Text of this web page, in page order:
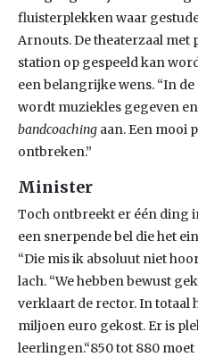
fluisterplekken waar
Arnouts. De theaterzaal met
station op gespeeld kan
een belangrijke wens. “In
wordt muziekles gegeven
bandcoaching aan. Een mooi
ontbreken.”
Minister
Toch ontbreekt er één ding
een snerpende bel die het
“Die mis ik absoluut niet
lach. “We hebben bewust
verklaart de rector. In totaal
miljoen euro gekost. Er is
leerlingen.“850 tot 880